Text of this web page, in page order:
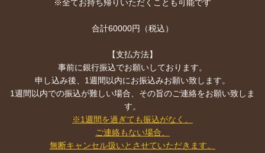
※全てお持ち帰りいただくことも可能です
合計60000円（税込）
【支払方法】
事前に銀行振込でお願いしております。
申し込み後、1週間以内にお振込みお願い致します。
1週間以内での振込が難しい場合、その旨のご連絡をお願い致しま
す。
※1週間を過ぎても振込がなく、
ご連絡もない場合、
無断キャンセル扱いとさせていただきます。